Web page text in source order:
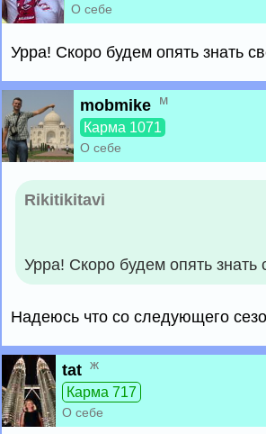
О себе
Урра! Скоро будем опять знать
mobmike м
Карма 1071
О себе
Rikitikitavi
Урра! Скоро будем опять
Надеюсь что со следующего
tat ж
Карма 717
О себе